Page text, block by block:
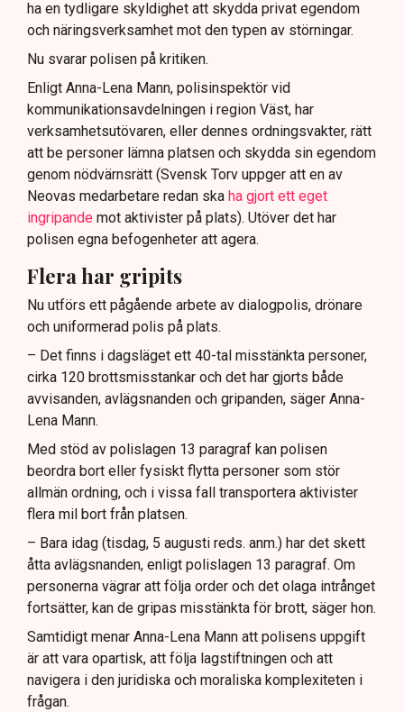
ha en tydligare skyldighet att skydda privat egendom
och näringsverksamhet mot den typen av störningar.
Nu svarar polisen på kritiken.
Enligt Anna-Lena Mann, polisinspektör vid
kommunikationsavdelningen i region Väst, har
verksamhetsutövaren, eller dennes ordningsvakter, rätt
att be personer lämna platsen och skydda sin egendom
genom nödvärnsrätt (Svensk Torv uppger att en av
Neovas medarbetare redan ska ha gjort ett eget
ingripande mot aktivister på plats). Utöver det har
polisen egna befogenheter att agera.
Flera har gripits
Nu utförs ett pågående arbete av dialogpolis, drönare
och uniformerad polis på plats.
– Det finns i dagsläget ett 40-tal misstänkta personer,
cirka 120 brottsmisstankar och det har gjorts både
avvisanden, avlägsnanden och gripanden, säger Anna-
Lena Mann.
Med stöd av polislagen 13 paragraf kan polisen
beordra bort eller fysiskt flytta personer som stör
allmän ordning, och i vissa fall transportera aktivister
flera mil bort från platsen.
– Bara idag (tisdag, 5 augusti reds. anm.) har det skett
åtta avlägsnanden, enligt polislagen 13 paragraf. Om
personerna vägrar att följa order och det olaga intrånget
fortsätter, kan de gripas misstänkta för brott, säger hon.
Samtidigt menar Anna-Lena Mann att polisens uppgift
är att vara opartisk, att följa lagstiftningen och att
navigera i den juridiska och moraliska komplexiteten i
frågan.